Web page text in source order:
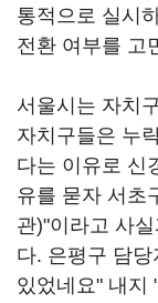
통적으로 실시
전환 여부를 고
서울시는 자치
자치구들은 누
다는 이유로 신
유를 묻자 서초
관)"이라고 사
다. 은평구 담
있었네요" 내지